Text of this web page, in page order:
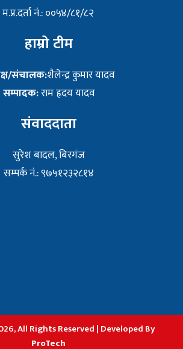
म.प्र.दर्ता नं.: ००५४/८१/८२
हाम्रो टीम
संचालक:शैलेन्द्र कुमार यादव
सम्पादक:राम हृदय यादव
संवाददाता
सुरेश बादल, बिरगंज
सम्पर्क नं.: ९७५१२३२८१४
All Rights Reserved | Developed By
ProTech